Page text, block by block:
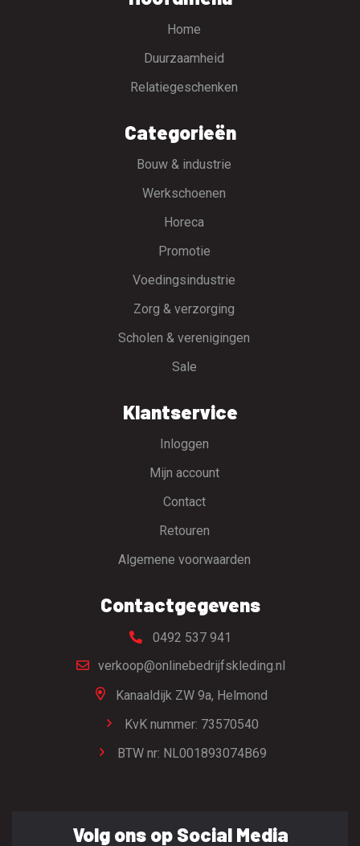
Home
Duurzaamheid
Relatiegeschenken
Categorieën
Bouw & industrie
Werkschoenen
Horeca
Promotie
Voedingsindustrie
Zorg & verzorging
Scholen & verenigingen
Sale
Klantservice
Inloggen
Mijn account
Contact
Retouren
Algemene voorwaarden
Contactgegevens
0492 537 941
verkoop@onlinebedrijfskleding.nl
Kanaaldijk ZW 9a, Helmond
KvK nummer: 73570540
BTW nr: NL001893074B69
Volg ons op Social Media